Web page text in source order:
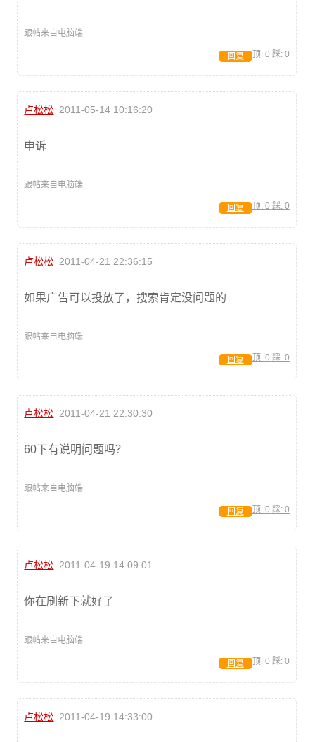
跟帖来自电脑端
顶: 0 踩: 0
回复
卢松松 2011-05-14 10:16:20
申诉
跟帖来自电脑端
顶: 0 踩: 0
回复
卢松松 2011-04-21 22:36:15
如果广告可以投放了，搜索肯定没问题的
跟帖来自电脑端
顶: 0 踩: 0
回复
卢松松 2011-04-21 22:30:30
60下有说明问题吗？
跟帖来自电脑端
顶: 0 踩: 0
回复
卢松松 2011-04-19 14:09:01
你在刷新下就好了
跟帖来自电脑端
顶: 0 踩: 0
回复
卢松松 2011-04-19 14:33:00